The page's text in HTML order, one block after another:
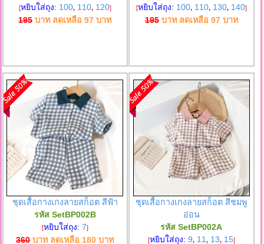
[หยิบใส่ถุง: 100, 110, 120]
195บาท ลดเหลือ97 บาท
[หยิบใส่ถุง: 100, 110, 130, 140]
195บาท ลดเหลือ 97บาท
ชุดเสื้อกางเกงลายสก็อต สีฟ้า
รหัส SetBP002B
[หยิบใส่ถุง: 7]
360บาท ลดเหลือ 180 บาท
ชุดเสื้อกางเกงลายสก็อต สีชมพู
อ่อน
รหัส SetBP002A
[หยิบใส่ถุง: 9, 11 , 13, 15]